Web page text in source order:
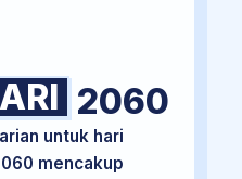
2060
untuk hari
mencakup